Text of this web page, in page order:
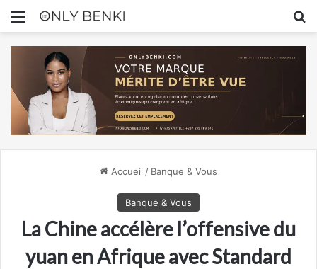
Menu
Accueil / Banque & Vous
Banque & Vous
La Chine accélère l’offensive du
yuan en Afrique avec Standard